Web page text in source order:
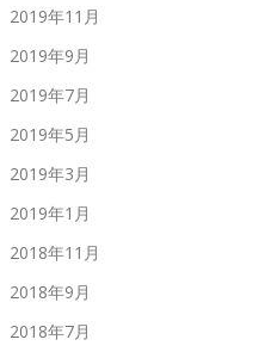
2019年11月
2019年9月
2019年7月
2019年5月
2019年3月
2019年1月
2018年11月
2018年9月
2018年7月